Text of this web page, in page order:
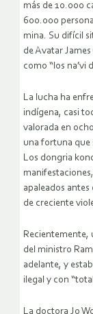
más de 10.000
600.000
mina. Su difícil
de Avatar
como “los na’vi
La lucha ha
indígena, casi
valorada en
una fortuna que
Los dongria
apaleados
de creciente
Recientemente,
del ministro
adelante, y
ilegal y con
La doctora Jo